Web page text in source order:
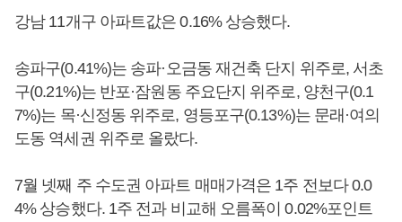
강남 11개구 아파트값은 0.16% 상승했다.
송파구(0.41%)는 송파·오금동 재건축 단지 위주로, 서초
구(0.21%)는 반포·잠원동 주요단지 위주로, 양천구(0.1
7%)는 목·신정동 위주로, 영등포구(0.13%)는 문래·여의
도동 역세권 위주로 올랐다.
7월 넷째 주 수도권 아파트 매매가격은 1주 전보다 0.0
4% 상승했다. 1주 전과 비교해 오름폭이 0.02%포인트